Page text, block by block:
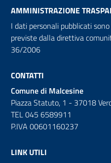
AMMINISTRAZIONE
I dati personali pubblicati
previste dalla direttiva
36/2006
CONTATTI
Comune di Malcesine
Piazza Statuto, 1 - 37018
TEL 045 6589911
P.IVA 00601160237
LINK UTILI